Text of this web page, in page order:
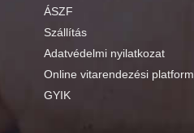
ÁSZF
Szállítás
Adatvédelmi nyilatkozat
Online vitarendezési platform
GYIK